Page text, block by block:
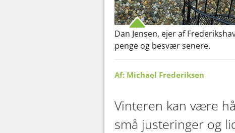
Dan Jensen, ejer af
penge og besvær senere.
Af: Michael Frederiksen
Vinteren kan være
små justeringer og